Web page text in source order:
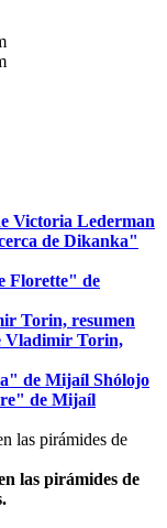
Victoria Lederman
de Dikanka"
Florette" de
Torin, resumen
Vladimir Torin,
de Mijaíl Shólojo
de Mijaíl
las pirámides de